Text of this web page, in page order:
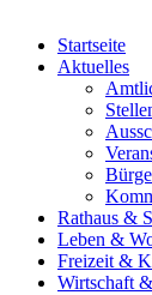
Startseite
Aktuelles
Rathaus &
Leben &
Freizeit &
Wirtschaft